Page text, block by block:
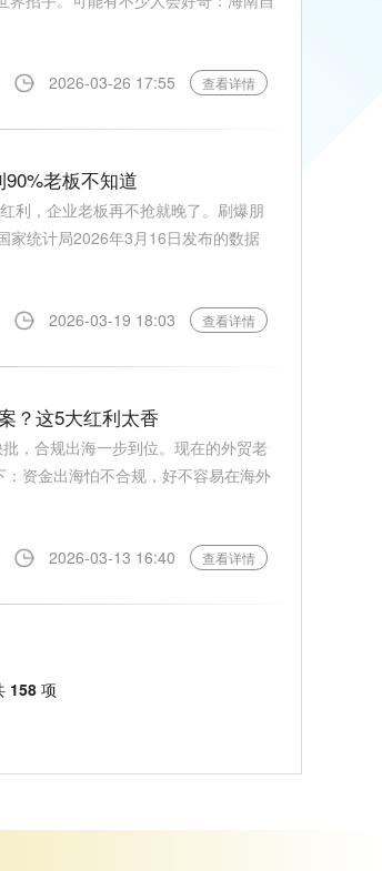
2026-03-26 17:55 查看详情
老板不知道
利，企业老板再不抢就晚了。刷爆朋
统计局2026年3月16日发布的数据
2026-03-19 18:03 查看详情
？这5大红利太香
，合规出海一步到位。现在的外贸老
资金出海怕不合规，好不容易在海外
2026-03-13 16:40 查看详情
158 项